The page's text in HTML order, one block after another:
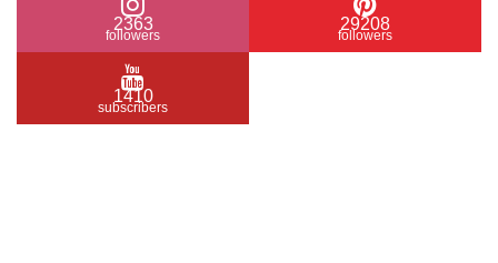
2363
followers
29208
followers
1410
subscribers